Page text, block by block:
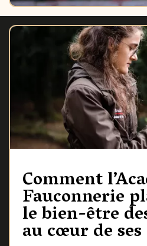
Comment
Fauconnerie
le bien-être
au cœur de